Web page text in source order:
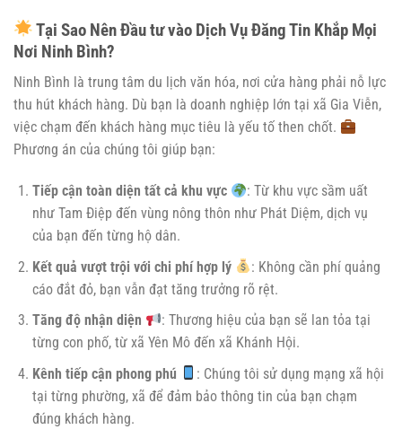
Tại Sao Nên Đầu tư vào Dịch Vụ Đăng Tin Khắp Mọi
Nơi Ninh Bình?
Ninh Bình là trung tâm du lịch văn hóa, nơi cửa hàng phải nỗ lực
thu hút khách hàng. Dù bạn là doanh nghiệp lớn tại xã Gia Viễn,
việc chạm đến khách hàng mục tiêu là yếu tố then chốt.
Phương án của chúng tôi giúp bạn:
Tiếp cận toàn diện tất cả khu vực
: Từ khu vực sầm uất
như Tam Điệp đến vùng nông thôn như Phát Diệm, dịch vụ
của bạn đến từng hộ dân.
Kết quả vượt trội với chi phí hợp lý
: Không cần phí quảng
cáo đắt đỏ, bạn vẫn đạt tăng trưởng rõ rệt.
Tăng độ nhận diện
: Thương hiệu của bạn sẽ lan tỏa tại
từng con phố, từ xã Yên Mô đến xã Khánh Hội.
Kênh tiếp cận phong phú
: Chúng tôi sử dụng mạng xã hội
tại từng phường, xã để đảm bảo thông tin của bạn chạm
đúng khách hàng.